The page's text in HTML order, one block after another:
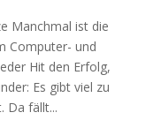
Manchmal ist die
Computer- und
Hit den Erfolg,
Es gibt viel zu
Da fällt...